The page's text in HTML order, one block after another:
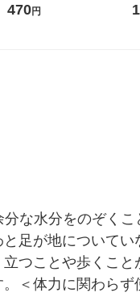
ックティッシュ フィオナ オ
470円
1
な水分をのぞくこ
足が地についてい
つことや歩くこと
＜体力に関わらず